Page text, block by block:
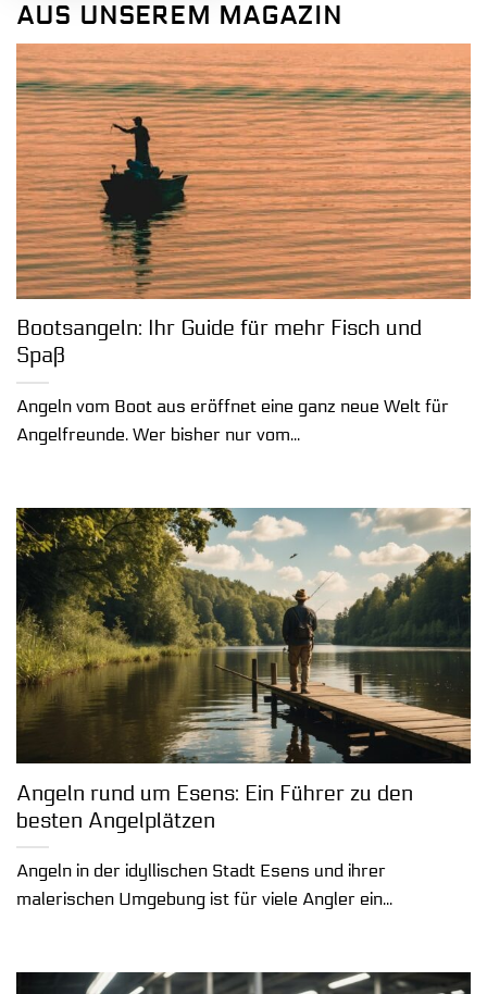
AUS UNSEREM MAGAZIN
Bootsangeln: Ihr Guide für mehr Fisch und
Spaß
Angeln vom Boot aus eröffnet eine ganz neue Welt für
Angelfreunde. Wer bisher nur vom...
Angeln rund um Esens: Ein Führer zu den
besten Angelplätzen
Angeln in der idyllischen Stadt Esens und ihrer
malerischen Umgebung ist für viele Angler ein...